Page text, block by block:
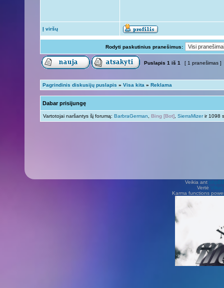
Į viršų
Rodyti paskutinius pranešimus:
Puslapis 1 iš 1 [ 1 pranešimas ]
Pagrindinis diskusijų puslapis » Visa kita » Reklama
Dabar prisijungę
Vartotojai naršantys šį forumą: BarbraGerman Bing [Bot] SierraMizerir 1098
Veikia ant
Vertė Vilius
Karma functions